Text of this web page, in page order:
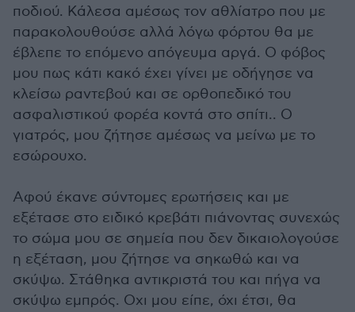
ποδιού. Κάλεσα αμέσως τον αθλίατρο που με
παρακολουθούσε αλλά λόγω φόρτου θα με
έβλεπε το επόμενο απόγευμα αργά. Ο φόβος
μου πως κάτι κακό έχει γίνει με οδήγησε να
κλείσω ραντεβού και σε ορθοπεδικό του
ασφαλιστικού φορέα κοντά στο σπίτι.. Ο
γιατρός, μου ζήτησε αμέσως να μείνω με το
εσώρουχο.
Αφού έκανε σύντομες ερωτήσεις και με
εξέτασε στο ειδικό κρεβάτι πιάνοντας συνεχώς
το σώμα μου σε σημεία που δεν δικαιολογούσε
η εξέταση, μου ζήτησε να σηκωθώ και να
σκύψω. Στάθηκα αντικριστά του και πήγα να
σκύψω εμπρός. Οχι μου είπε, όχι έτσι, θα